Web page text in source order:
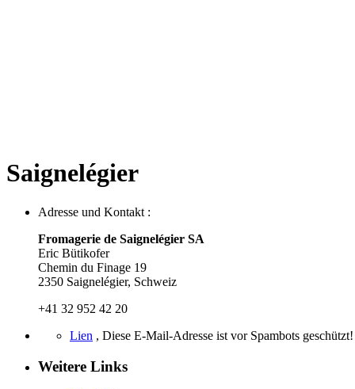
Saignelégier
Adresse und Kontakt :
Fromagerie de Saignelégier SA
Eric Bütikofer
Chemin du Finage 19
2350 Saignelégier, Schweiz
+41 32 952 42 20
Lien , Diese E-Mail-Adresse ist vor Spambots
Weitere Links